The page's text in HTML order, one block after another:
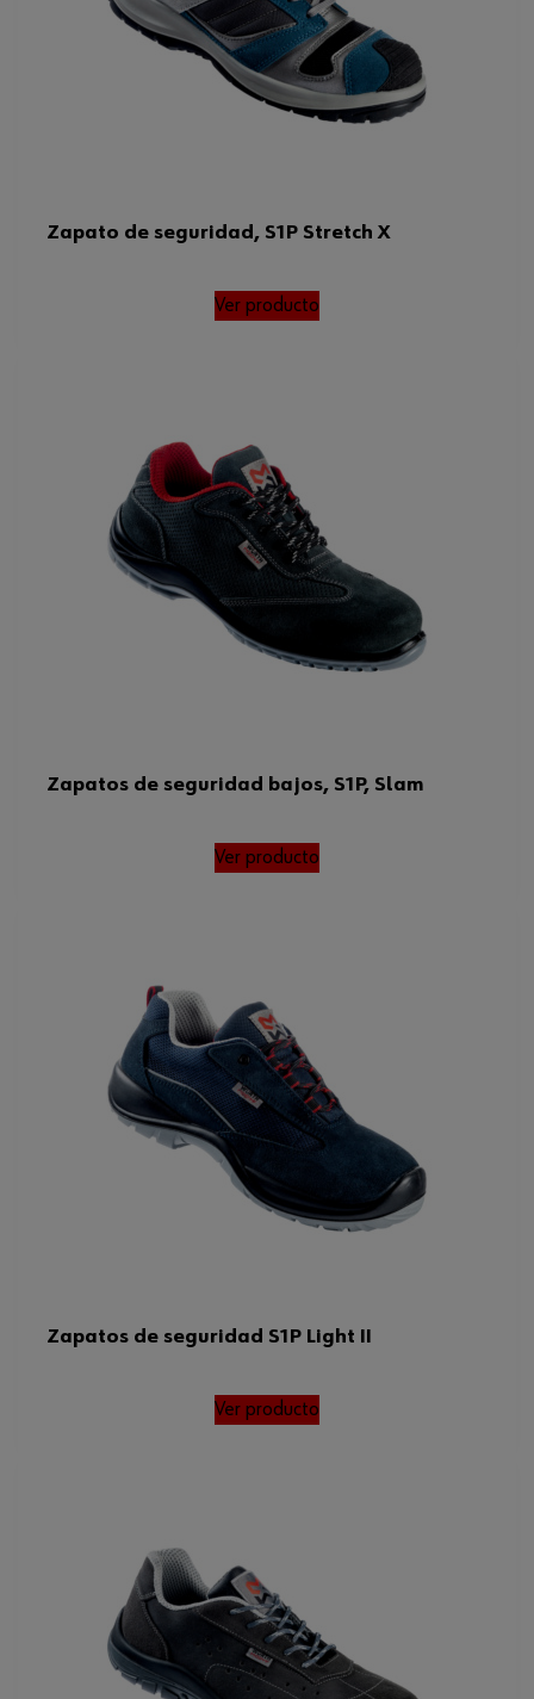
Tamaño FR/ES/PT/BE 39
SRC
20345
Zapato de seguridad, S1P Stretch X
Ver producto
Zapatos de seguridad bajos, S1P, Slam
Ver producto
Zapatos de seguridad S1P Light II
Ver producto